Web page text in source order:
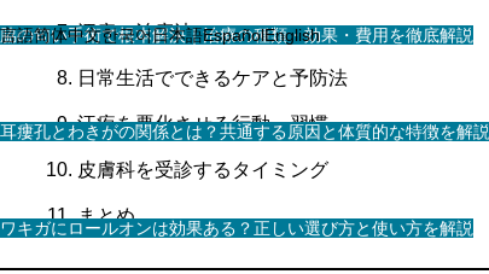
スタッフ求人
脇の匂い手術で根本解決｜治療の種類・効果・費用を徹底解説
耳瘻孔とわきがの関係とは？共通する原因と体質的な特徴を解説
ワキガにロールオンは効果ある？正しい選び方と使い方を解説
言語简体中文한국어日本語EspañolEnglish
汗疱の治療法
日常生活でできるケアと予防法
汗疱を悪化させる行動・習慣
皮膚科を受診するタイミング
まとめ